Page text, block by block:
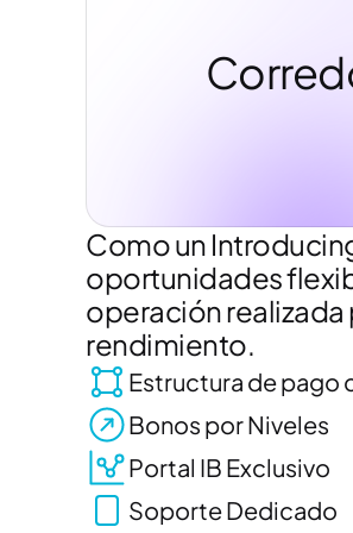
Como un
oportunidades
operación realizada
rendimiento.
Estructura de pago
Bonos por Niveles
Portal IB Exclusivo
Soporte Dedicado